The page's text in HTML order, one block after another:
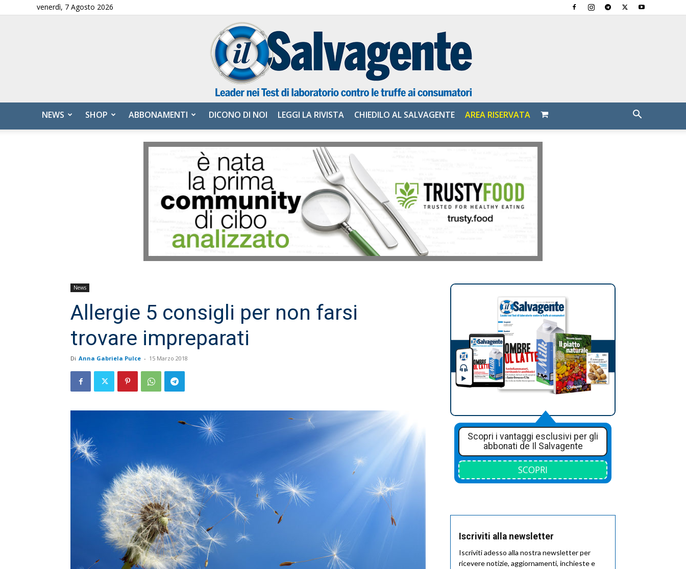
venerdì, 7 Agosto 2026
Salvagente
NEWS SHOP ABBONAMENTI DICONO DI NOI LEGGI LA RIVISTA CHIEDILO AL SALVAGENTE AREA RISERVATA
News
Allergie 5 consigli per non farsi
trovare impreparati
Di Anna Gabriela Pulce - 15 Marzo 2018
Scopri i vantaggi esclusivi per gli
abbonati de Il Salvagente
SCOPRI
Iscriviti alla newsletter
Iscriviti adesso alla nostra newsletter per
ricevere notizie, aggiornamenti, inchieste e